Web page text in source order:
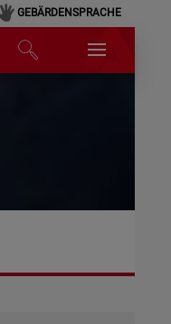
GEBÄRDENSPRACHE